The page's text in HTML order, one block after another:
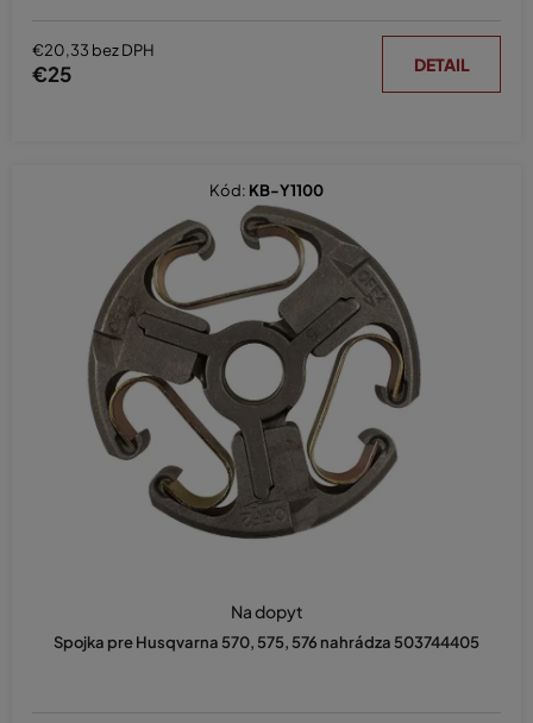
€20,33 bez DPH
€25 DETAIL
Spojka pre Husqvarna 570, 575, 576 nahrádza 503744405
Na dopyt
Kód: KB-Y1100